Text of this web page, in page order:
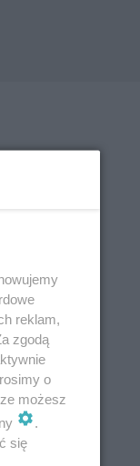
reklam,
zgodą
o
możesz
.
się